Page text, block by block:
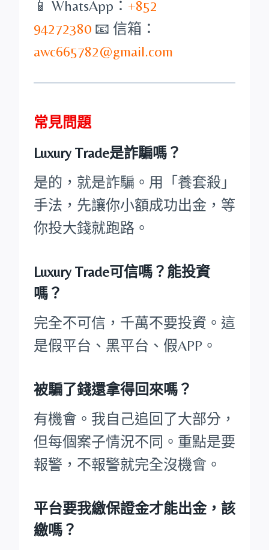
📱 WhatsApp： +852
94272380 📧 信箱：
awc665782@gmail.com
常見問題
Luxury Trade是詐騙嗎？
是的，就是詐騙。用「養套殺」
手法，先讓你小額成功出金，等
你投大錢就跑路。
Luxury Trade可信嗎？能投資
嗎？
完全不可信，千萬不要投資。這
是假平台、黑平台、假APP。
被騙了錢還拿得回來嗎？
有機會。我自己追回了大部分，
但每個案子情況不同。重點是要
報警，不報警就完全沒機會。
平台要我繳保證金才能出金，該
繳嗎？